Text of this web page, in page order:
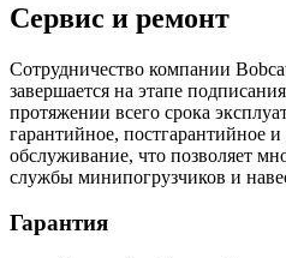
Сервис и ремонт
Сотрудничество компании
завершается на этапе
протяжении всего срока
гарантийное, постгарантийное и
обслуживание, что позволяет
службы минипогрузчиков и
Гарантия